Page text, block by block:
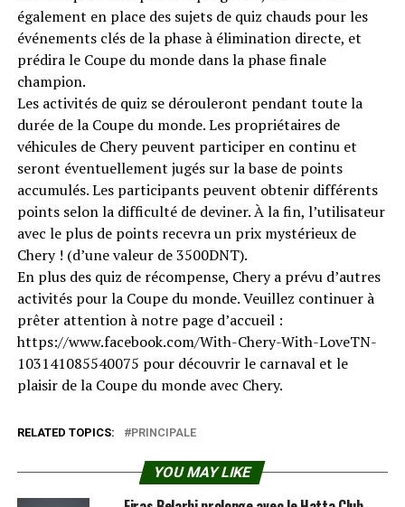
également en place des sujets de quiz chauds pour les
événements clés de la phase à élimination directe, et
prédira le Coupe du monde dans la phase finale
champion.
Les activités de quiz se dérouleront pendant toute la
durée de la Coupe du monde. Les propriétaires de
véhicules de Chery peuvent participer en continu et
seront éventuellement jugés sur la base de points
accumulés. Les participants peuvent obtenir différents
points selon la difficulté de deviner. À la fin, l’utilisateur
avec le plus de points recevra un prix mystérieux de
Chery ! (d’une valeur de 3500DNT).
En plus des quiz de récompense, Chery a prévu d’autres
activités pour la Coupe du monde. Veuillez continuer à
prêter attention à notre page d’accueil :
https://www.facebook.com/With-Chery-With-LoveTN-
103141085540075 pour découvrir le carnaval et le
plaisir de la Coupe du monde avec Chery.
RELATED TOPICS: PRINCIPALE
YOU MAY LIKE